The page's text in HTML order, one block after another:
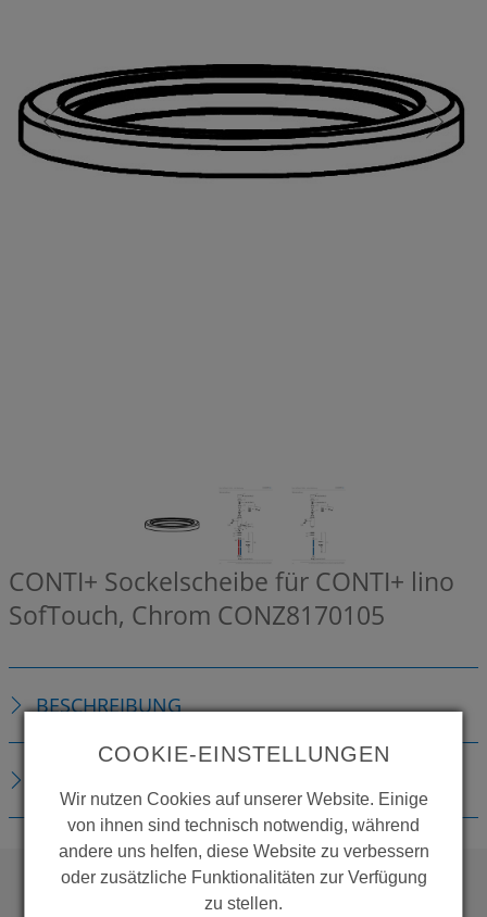
CONTI+ Sockelscheibe für CONTI+ lino
SofTouch, Chrom CONZ8170105
BESCHREIBUNG
COOKIE-EINSTELLUNGEN
Wir nutzen Cookies auf unserer Website. Einige
von ihnen sind technisch notwendig, während
andere uns helfen, diese Website zu verbessern
oder zusätzliche Funktionalitäten zur Verfügung
zu stellen.